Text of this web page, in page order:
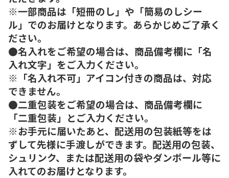
※一部商品は「短冊のし」や「簡易のしシー
ル」でのお届けとなります。あらかじめご了承く
ださい。
●名入れをご希望の場合は、商品備考欄に「名
入れ文字」をご入力ください。
※「名入れ不可」アイコン付きの商品は、対応
できません。
●二重包装をご希望の場合は、商品備考欄に
「二重包装」とご入力ください。
※お手元に届いたあと、配送用の包装紙等をは
ずして先様に手渡しができます。配送用の包装、
シュリンク、または配送用の袋やダンボール等に
入れてのお届けとなります。